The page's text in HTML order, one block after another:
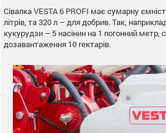
Сівалка VESTA 6 PROFI має сумарну
літрів, та 320 л – для добрив. Так,
кукурудзи – 5 насінин на 1 погонний метр,
дозавантаження 10 гектарів.